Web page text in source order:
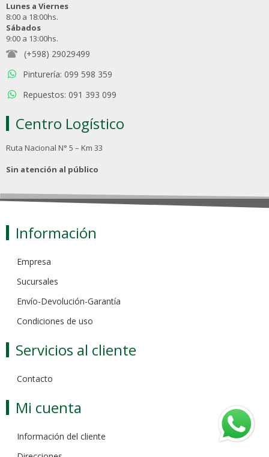
Lunes a Viernes
8:00 a 18:00hs.
Sábados
9:00 a 13:00hs.
(+598) 29029499
Pinturería: 099 598 359
Repuestos: 091 393 099
Centro Logístico
Ruta Nacional N° 5 – Km 33
Sin atención al público
Información
Empresa
Sucursales
Envío-Devolución-Garantía
Condiciones de uso
Servicios al cliente
Contacto
Mi cuenta
Información del cliente